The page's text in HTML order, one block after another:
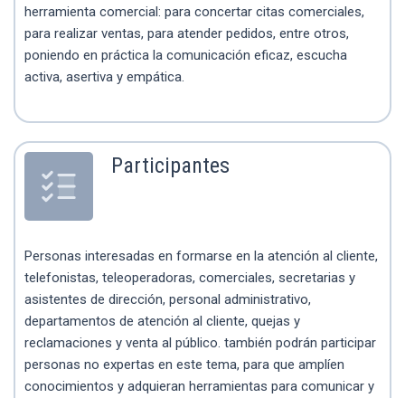
herramienta comercial: para concertar citas comerciales,
para realizar ventas, para atender pedidos, entre otros,
poniendo en práctica la comunicación eficaz, escucha
activa, asertiva y empática.
Participantes
Personas interesadas en formarse en la atención al cliente,
telefonistas, teleoperadoras, comerciales, secretarias y
asistentes de dirección, personal administrativo,
departamentos de atención al cliente, quejas y
reclamaciones y venta al público. también podrán participar
personas no expertas en este tema, para que amplíen
conocimientos y adquieran herramientas para comunicar y